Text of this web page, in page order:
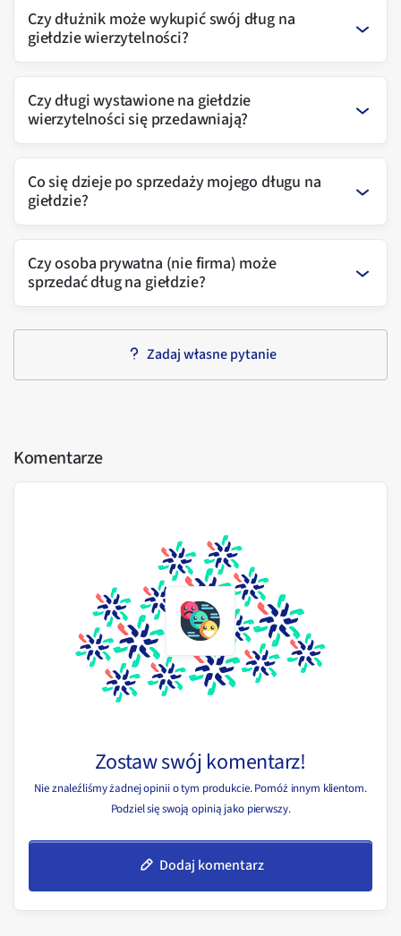
Czy dłużnik może wykupić swój dług na
giełdzie wierzytelności?
Czy długi wystawione na giełdzie
wierzytelności się przedawniają?
Co się dzieje po sprzedaży mojego długu na
giełdzie?
Czy osoba prywatna (nie firma) może
sprzedać dług na giełdzie?
Zadaj własne pytanie
Komentarze
Zostaw swój komentarz!
Nie znaleźliśmy żadnej opinii o tym produkcie. Pomóż innym klientom.
Podziel się swoją opinią jako pierwszy.
Dodaj komentarz